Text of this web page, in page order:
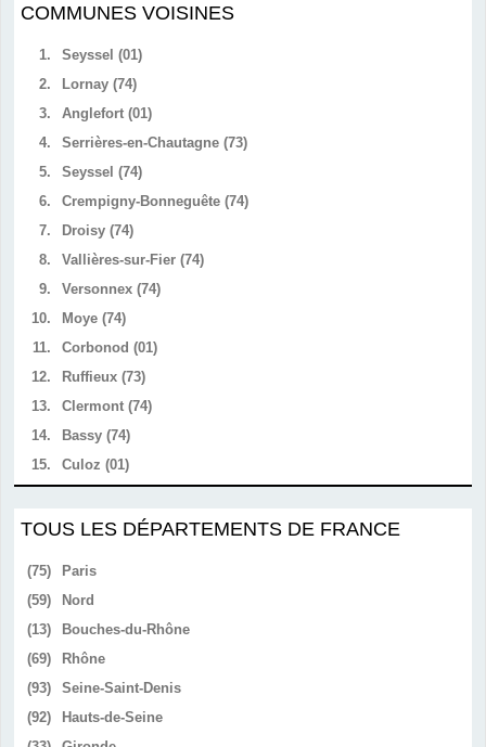
COMMUNES VOISINES
1.
Seyssel (01)
2.
Lornay (74)
3.
Anglefort (01)
4.
Serrières-en-Chautagne (73)
5.
Seyssel (74)
6.
Crempigny-Bonneguête (74)
7.
Droisy (74)
8.
Vallières-sur-Fier (74)
9.
Versonnex (74)
10.
Moye (74)
11.
Corbonod (01)
12.
Ruffieux (73)
13.
Clermont (74)
14.
Bassy (74)
15.
Culoz (01)
TOUS LES DÉPARTEMENTS DE FRANCE
(75)
Paris
(59)
Nord
(13)
Bouches-du-Rhône
(69)
Rhône
(93)
Seine-Saint-Denis
(92)
Hauts-de-Seine